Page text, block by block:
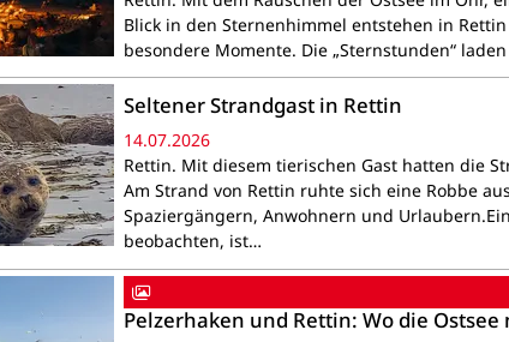
Blick in den Sternenhimmel entstehen in
besondere Momente. Die „Sternstunden“
Seltener Strandgast in Rettin
14.07.2026
Rettin. Mit diesem tierischen Gast hatten die
Am Strand von Rettin ruhte sich eine Robbe
Spaziergängern, Anwohnern und
beobachten, ist…
Pelzerhaken und Rettin: Wo die Ostsee